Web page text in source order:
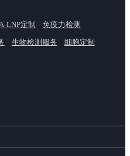
LNP定制
免疫力检测
生物检测服务 细胞定制